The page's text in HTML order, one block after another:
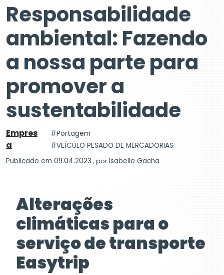
Responsabilidade
ambiental: Fazendo
a nossa parte para
promover a
sustentabilidade
Empres
a
Portagem
VEÍCULO PESADO DE MERCADORIAS
Publicado em 09.04.2023 , porIsabelle Gacha
Alterações
climáticas para o
serviço de transporte
Easytrip